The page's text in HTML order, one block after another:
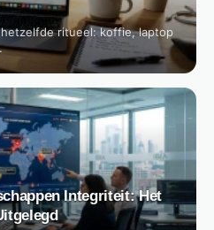
ritueel: koffie, laptop
Integriteit: Het